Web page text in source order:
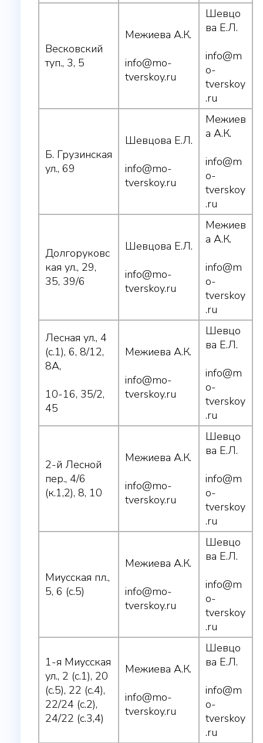
Весковский
туп., 3, 5
Межиева А.К.
info@mo-
tverskoy.ru
Шевцо
ва Е.Л.
info@m
o-
tverskoy
.ru
Б. Грузинская
ул., 69
Шевцова Е.Л.
info@mo-
tverskoy.ru
Межиев
а А.К.
info@m
o-
tverskoy
.ru
Долгоруковс
кая ул., 29,
35, 39/6
Шевцова Е.Л.
info@mo-
tverskoy.ru
Межиев
а А.К.
info@m
o-
tverskoy
.ru
Лесная ул., 4
(с.1), 6, 8/12,
8А,
10-16, 35/2,
45
Межиева А.К.
info@mo-
tverskoy.ru
Шевцо
ва Е.Л.
info@m
o-
tverskoy
.ru
2-й Лесной
пер., 4/6
(к.1,2), 8, 10
Межиева А.К.
info@mo-
tverskoy.ru
Шевцо
ва Е.Л.
info@m
o-
tverskoy
.ru
Миусская пл.,
5, 6 (с.5)
Межиева А.К.
info@mo-
tverskoy.ru
Шевцо
ва Е.Л.
info@m
o-
tverskoy
.ru
1-я Миусская
ул., 2 (с.1), 20
(с.5), 22 (с.4),
22/24 (с.2),
24/22 (с.3,4)
Межиева А.К.
info@mo-
tverskoy.ru
Шевцо
ва Е.Л.
info@m
o-
tverskoy
.ru